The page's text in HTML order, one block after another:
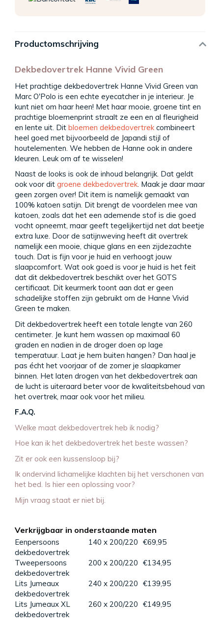
Productomschrijving
Dekbedovertrek Hanne Vivid Green
Het prachtige dekbedovertrek Hanne Vivid Green van
Marc O'Polo is een echte eyecatcher in je interieur. Je
kunt niet om haar heen! Met haar mooie, groene tint en
prachtige bloemenprint straalt ze een en al fleurigheid
en lente uit. Dit bloemen dekbedovertrek combineert
heel goed met bijvoorbeeld de Japandi stijl of
houtelementen. We hebben de Hanne ook in andere
kleuren. Leuk om af te wisselen!
Naast de looks is ook de inhoud belangrijk. Dat geldt
ook voor dit groene dekbedovertrek. Maak je daar maar
geen zorgen over! Dit item is namelijk gemaakt van
100% katoen satijn. Dit brengt de voordelen mee van
katoen, zoals dat het een ademende stof is die goed
vocht opneemt, maar geeft tegelijkertijd net dat beetje
extra luxe. Door de satijnweving heeft dit overtrek
namelijk een mooie, chique glans en een zijdezachte
touch. Dat is fijn voor je huid en verhoogt jouw
slaapcomfort. Wat ook goed is voor je huid is het feit
dat dit dekbedovertrek beschikt over het GOTS
certificaat. Dit keurmerk toont aan dat er geen
schadelijke stoffen zijn gebruikt om de Hanne Vivid
Green te maken.
Dit dekbedovertrek heeft een totale lengte van 260
centimeter. Je kunt hem wassen op maximaal 60
graden en nadien in de droger doen op lage
temperatuur. Laat je hem buiten hangen? Dan haal je
pas écht het voorjaar of de zomer je slaapkamer
binnen. Het laten drogen van het dekbedovertrek aan
de lucht is uiteraard beter voor de kwaliteitsbehoud van
het overtrek, maar ook voor het milieu.
F.A.Q.
Welke maat dekbedovertrek heb ik nodig?
Hoe kan ik het dekbedovertrek het beste wassen?
Zit er ook een kussensloop bij?
Ik ondervind lichamelijke klachten bij het verschonen van
het bed. Is hier een oplossing voor?
Mijn vraag staat er niet bij.
Verkrijgbaar in onderstaande maten
Eenpersoons
dekbedovertrek
140 x 200/220 €69,95
Tweepersoons
dekbedovertrek
200 x 200/220 €134,95
Lits Jumeaux
dekbedovertrek
240 x 200/220 €139,95
Lits Jumeaux XL
dekbedovertrek
260 x 200/220 €149,95